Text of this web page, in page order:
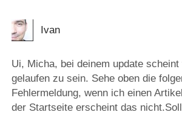
Ivan
Ui, Micha, bei deinem update
gelaufen zu sein. Sehe oben die
Fehlermeldung, wenn ich einen
der Startseite erscheint das